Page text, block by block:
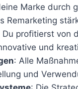
Marke durch
Remarketing
Du profitierst von
und
: Alle
und